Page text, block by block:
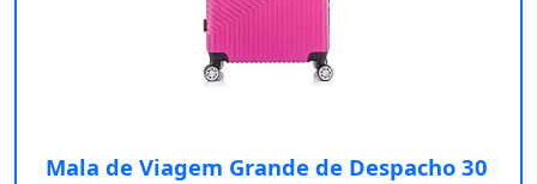
Mala de Viagem Grande de Despacho 30